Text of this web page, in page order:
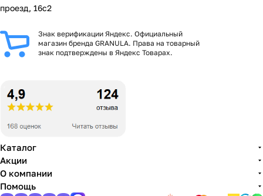
проезд, 16с2
Знак верификации Яндекс. Официальный
магазин бренда GRANULA. Права на товарный
знак подтверждены в Яндекс Товарах.
Каталог
Акции
О компании
Помощь